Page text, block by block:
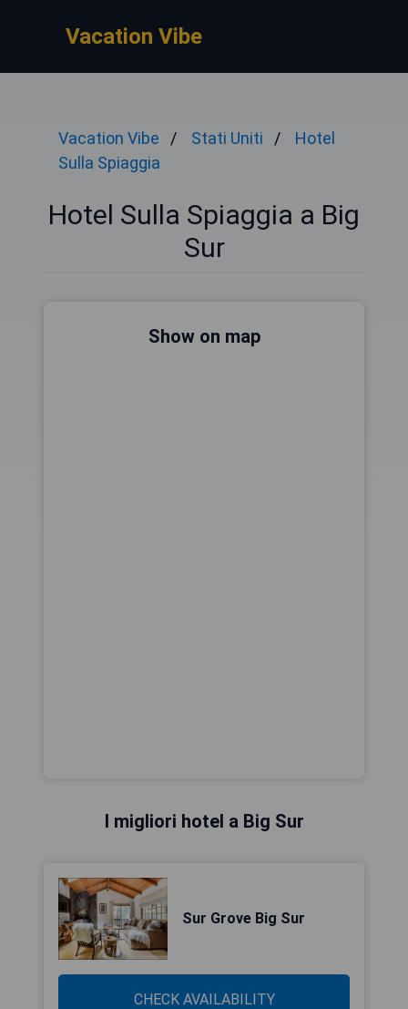
Vacation Vibe
Vacation Vibe Stati Uniti
Hotel
Sulla Spiaggia
Hotel Sulla Spiaggia a Big
Sur
Show on map
I migliori hotel a Big Sur
Sur Grove Big Sur
CHECK AVAILABILITY